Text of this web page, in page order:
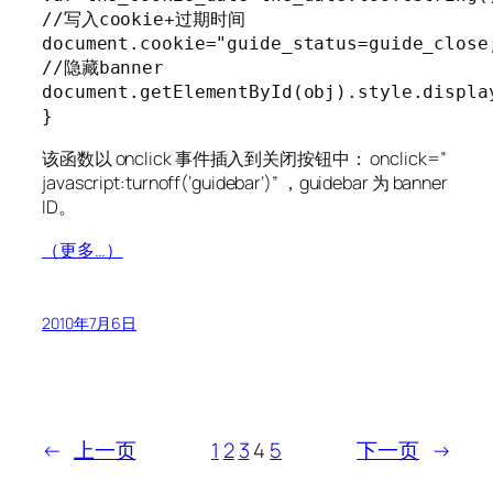
//写入cookie+过期时间
//隐藏banner
该函数以 onclick 事件插入到关闭按钮中： onclick=”
javascript:turnoff(‘guidebar’)” ，guidebar 为 banner
ID。
（更多…）
2010年7月6日
← 上一页 1 2 34 5 下一页 →